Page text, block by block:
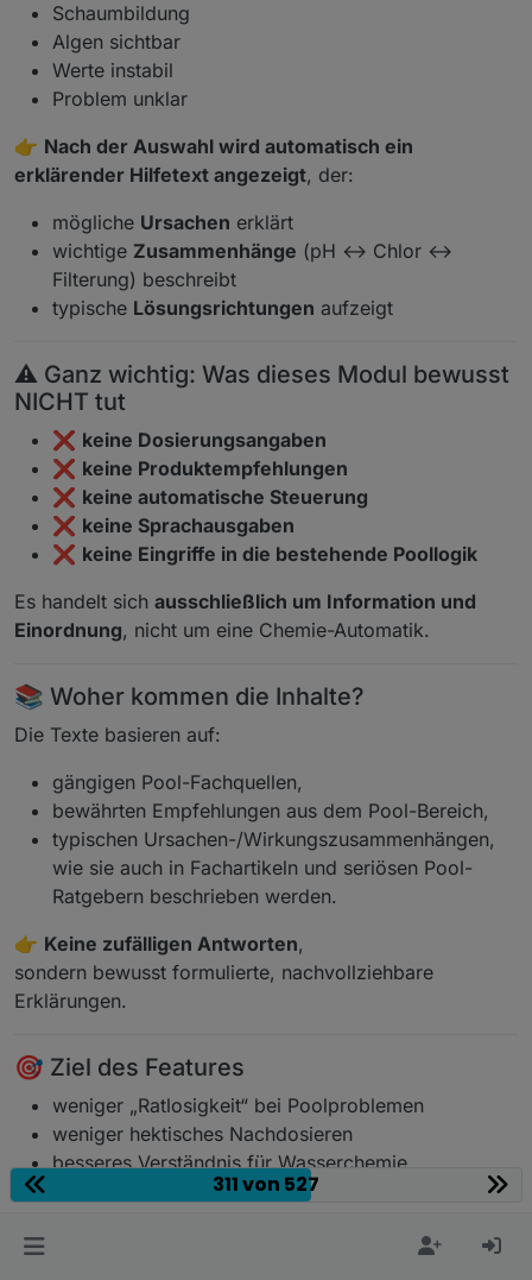
Schaumbildung
Algen sichtbar
Werte instabil
Problem unklar
👉 Nach der Auswahl wird automatisch ein
erklärender Hilfetext angezeigt, der:
mögliche Ursachen erklärt
wichtige Zusammenhänge (pH ↔ Chlor ↔
Filterung) beschreibt
typische Lösungsrichtungen aufzeigt
⚠️ Ganz wichtig: Was dieses Modul bewusst
NICHT tut
❌ keine Dosierungsangaben
❌ keine Produktempfehlungen
❌ keine automatische Steuerung
❌ keine Sprachausgaben
❌ keine Eingriffe in die bestehende Poollogik
Es handelt sich ausschließlich um Information und
Einordnung, nicht um eine Chemie-Automatik.
📚 Woher kommen die Inhalte?
Die Texte basieren auf:
gängigen Pool-Fachquellen,
bewährten Empfehlungen aus dem Pool-Bereich,
typischen Ursachen-/Wirkungszusammenhängen,
wie sie auch in Fachartikeln und seriösen Pool-
Ratgebern beschrieben werden.
👉 Keine zufälligen Antworten,
sondern bewusst formulierte, nachvollziehbare
Erklärungen.
🎯 Ziel des Features
weniger „Ratlosigkeit“ bei Poolproblemen
weniger hektisches Nachdosieren
besseres Verständnis für Wasserchemie
schnelle Orientierungdirekt im Adapter
311 von 527